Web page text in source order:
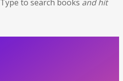
Type to search books and hit